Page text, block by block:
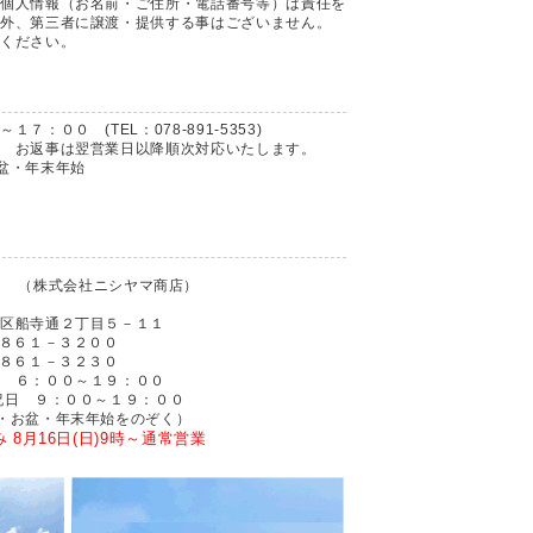
人情報（お名前・ご住所・電話番号等）は責任を
、第三者に譲渡・提供する事はございません。
ださい。
１７：００ (TEL：078-891-5353)
返事は翌営業日以降順次対応いたします。
・年末年始
（株式会社ニシヤマ商店）
２丁目５－１１
３２００
３２３０
～１９：００
～１９：００
末年始をのぞく）
月16日(日)9時～通常営業